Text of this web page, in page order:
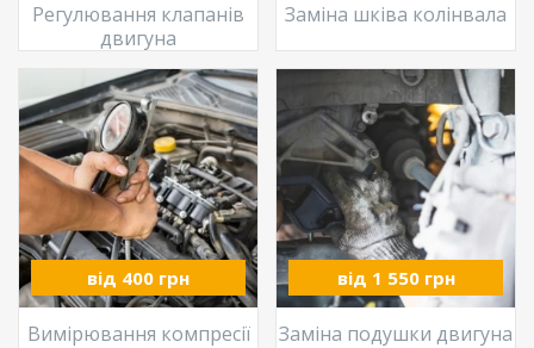
Регулювання клапанів
двигуна
Заміна шківа колінвала
від 400 грн
Вимірювання компресії
від 1 550 грн
Заміна подушки двигуна